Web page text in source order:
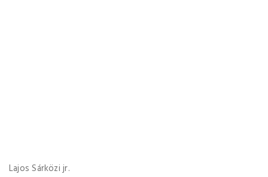
Lajos Sárközi jr.